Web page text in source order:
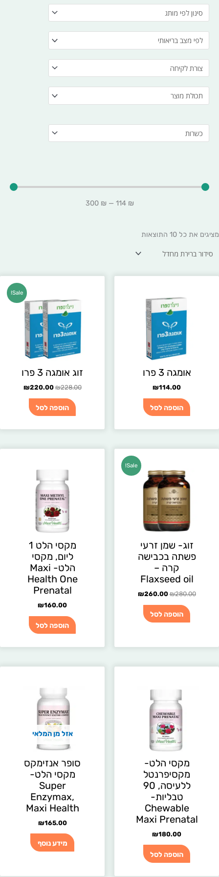
₪
114
—
₪
300
מציגים את כל ⁦10⁩ התוצאות
אומגה 3 פרו
₪114.00
הוספה לסל
Sale!
זוג אומגה 3 פרו
₪228.00
המקורי
היה:
₪228.00.
₪220.00
המחיר
הנוכחי
הוספה לסל
Sale!
זוג- שמן זרעי
פשתה בכבישה
קרה –
Flaxseed oil
₪280.00
המקורי
היה:
₪280.00.
₪260.00
המחיר
הנוכחי
הוספה לסל
מקסי הלט 1
ליום, מקסי
הלט- Maxi
Health One
Prenatal
₪160.00
הוספה לסל
מקסי הלט-
מקסיפרנטל
ללעיסה, 90
טבליות-
Chewable
Maxi Prenatal
₪180.00
הוספה לסל
אזל מן המלאי
סופר אנזימקס
מקסי הלט-
Super
Enzymax,
Maxi Health
₪165.00
מידע נוסף